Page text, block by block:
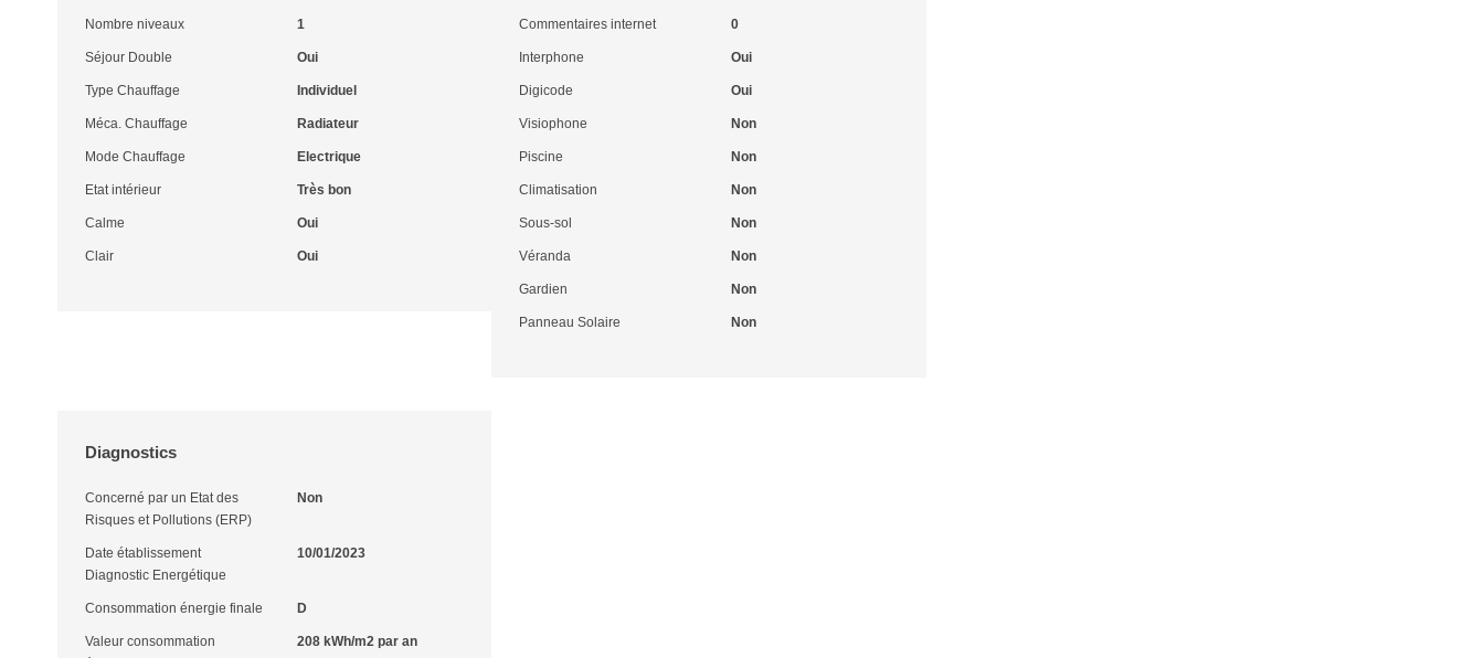
Nombre niveaux 1
Séjour Double Oui
Type Chauffage Individuel
Méca. Chauffage Radiateur
Mode Chauffage Electrique
Etat intérieur Très bon
Calme Oui
Clair Oui
Commentaires internet 0
Interphone Oui
Digicode Oui
Visiophone Non
Piscine Non
Climatisation Non
Sous-sol Non
Véranda Non
Gardien Non
Panneau Solaire Non
Diagnostics
Concerné par un Etat des
Risques et Pollutions (ERP)
Non
Date établissement
Diagnostic Energétique
10/01/2023
Consommation énergie finale D
Valeur consommation
208 kWh/m2 par an